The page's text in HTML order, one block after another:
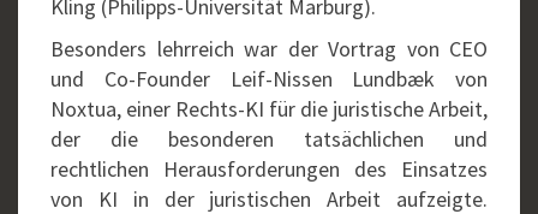
Kling (Philipps-Universität Marburg).
Besonders lehrreich war der Vortrag von CEO
und Co-Founder Leif-Nissen Lundbæk von
Noxtua, einer Rechts-KI für die juristische Arbeit,
der die besonderen tatsächlichen und
rechtlichen Herausforderungen des Einsatzes
von KI in der juristischen Arbeit aufzeigte.